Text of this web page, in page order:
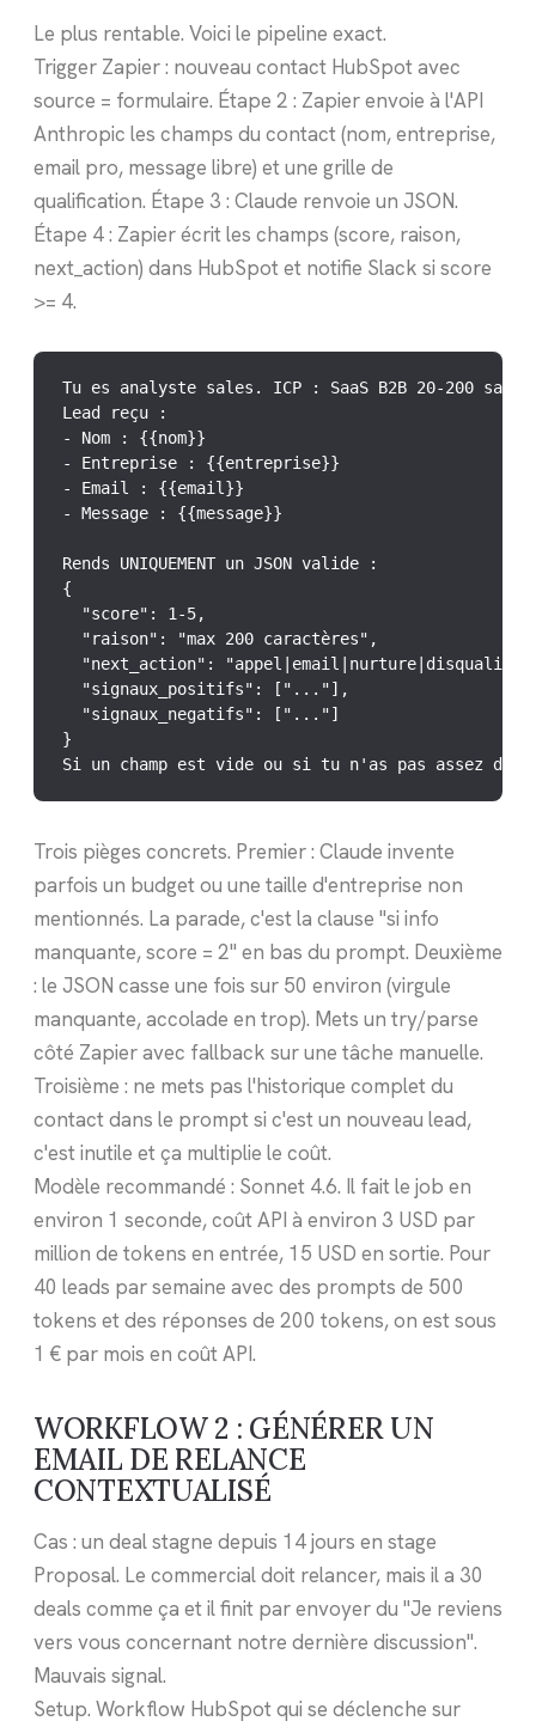
Le plus rentable. Voici le pipeline exact.
Trigger Zapier : nouveau contact HubSpot avec
source = formulaire. Étape 2 : Zapier envoie à l'API
Anthropic les champs du contact (nom, entreprise,
email pro, message libre) et une grille de
qualification. Étape 3 : Claude renvoie un JSON.
Étape 4 : Zapier écrit les champs (score, raison,
next_action) dans HubSpot et notifie Slack si score
>= 4.
Tu es analyste sales. ICP : SaaS B2B 20-200
Lead reçu :
- Nom : {{nom}}
- Entreprise : {{entreprise}}
- Email : {{email}}
- Message : {{message}}
Rends UNIQUEMENT un JSON valide :
{
  "score": 1-5,
  "raison": "max 200 caractères",
"next_action":
  "signaux_positifs": ["..."],
  "signaux_negatifs": ["..."]
}
Si un champ est vide ou si tu n'as pas assez
Trois pièges concrets. Premier : Claude invente
parfois un budget ou une taille d'entreprise non
mentionnés. La parade, c'est la clause "si info
manquante, score = 2" en bas du prompt. Deuxième
: le JSON casse une fois sur 50 environ (virgule
manquante, accolade en trop). Mets un try/parse
côté Zapier avec fallback sur une tâche manuelle.
Troisième : ne mets pas l'historique complet du
contact dans le prompt si c'est un nouveau lead,
c'est inutile et ça multiplie le coût.
Modèle recommandé : Sonnet 4.6. Il fait le job en
environ 1 seconde, coût API à environ 3 USD par
million de tokens en entrée, 15 USD en sortie. Pour
40 leads par semaine avec des prompts de 500
tokens et des réponses de 200 tokens, on est sous
1 € par mois en coût API.
WORKFLOW 2 : GÉNÉRER UN
EMAIL DE RELANCE
CONTEXTUALISÉ
Cas : un deal stagne depuis 14 jours en stage
Proposal. Le commercial doit relancer, mais il a 30
deals comme ça et il finit par envoyer du "Je reviens
vers vous concernant notre dernière discussion".
Mauvais signal.
Setup. Workflow HubSpot qui se déclenche sur